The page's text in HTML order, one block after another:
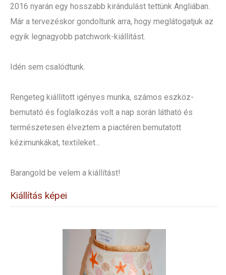
2016 nyarán egy hosszabb kirándulást tettünk Angliában.
Már a tervezéskor gondoltunk arra, hogy meglátogatjuk az
egyik legnagyobb patchwork-kiállítást.
Idén sem csalódtunk.
Rengeteg kiállított igényes munka, számos eszköz-
bemutató és foglalkozás volt a nap során látható és
természetesen élveztem a piactéren bemutatott
kézimunkákat, textileket...
Barangold be velem a kiállítást!
Kiállítás képei